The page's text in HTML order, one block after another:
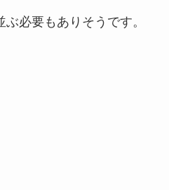
必要もありそうです。